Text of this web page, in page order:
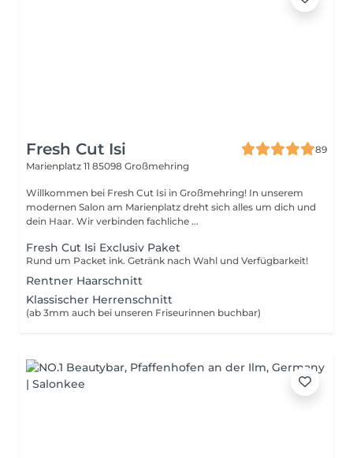
Fresh Cut Isi
89
Marienplatz 11 85098 Großmehring
Willkommen bei Fresh Cut Isi in Großmehring! In unserem
modernen Salon am Marienplatz dreht sich alles um dich und
dein Haar. Wir verbinden fachliche ...
Fresh Cut Isi Exclusiv Paket
Rund um Packet ink. Getränk nach Wahl und Verfügbarkeit!
Rentner Haarschnitt
Klassischer Herrenschnitt
(ab 3mm auch bei unseren Friseurinnen buchbar)